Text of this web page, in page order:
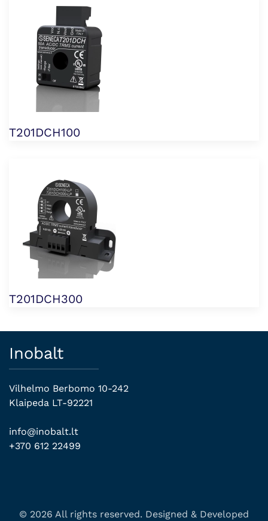
T201DCH100
T201DCH300
Inobalt
Vilhelmo Berbomo 10-242
Klaipeda LT-92221
info@inobalt.lt
+370 612 22499
© 2026 All rights reserved. Designed & Developed